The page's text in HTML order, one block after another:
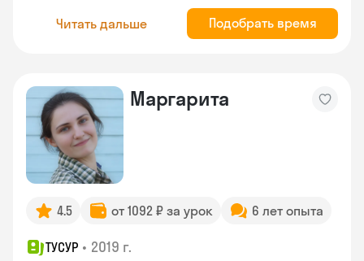
Читать дальше Подобрать время
Маргарита
4.5 от 1092 ₽ за урок 6 лет опыта
ТУСУР • 2019 г.